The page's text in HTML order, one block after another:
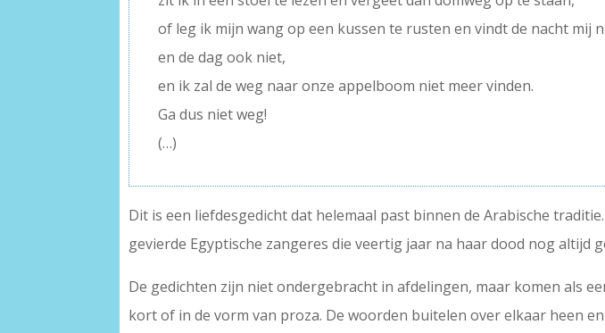
of leg ik mijn wang op een kussen te rusten en vindt de nacht mij
en de dag ook niet,
en ik zal de weg naar onze appelboom niet meer vinden.
Ga dus niet weg!
(…)
Dit is een liefdesgedicht dat helemaal past binnen de Arabische
gevierde Egyptische zangeres die veertig jaar na haar dood nog altijd
De gedichten zijn niet ondergebracht in afdelingen, maar komen als
kort of in de vorm van proza. De woorden buitelen over elkaar heen